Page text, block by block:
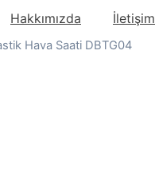
Hakkımızda İletişim
Hava Saati DBTG04